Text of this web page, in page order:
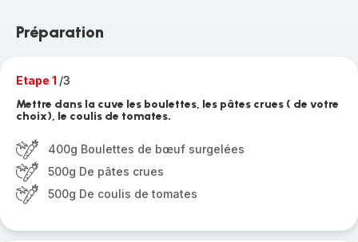
Préparation
Etape 1 /3
Mettre dans la cuve les boulettes, les pâtes crues ( de votre
choix), le coulis de tomates.
400g Boulettes de bœuf surgelées
500g De pâtes crues
500g De coulis de tomates